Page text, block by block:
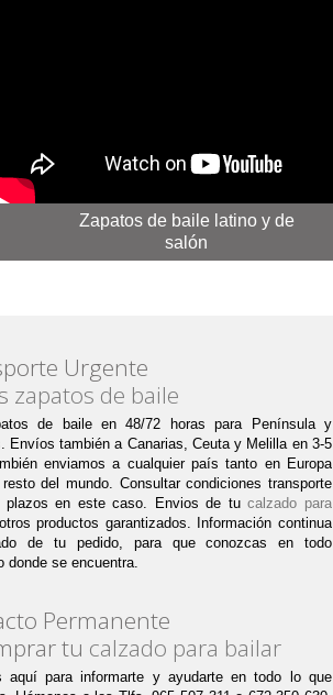
Zapatos de baile latino y de
salón
Urgente
zapatos de baile
de baile en 48/72 horas para Península y
Envíos también a Canarias, Ceuta y Melilla en 3-5
enviamos a cualquier país tanto en Europa
del mundo. Consultar condiciones transporte
plazos en este caso. Envios de tucalzado para
productos garantizados. Información continua
de tu pedido, para que conozcas en todo
donde se encuentra.
Permanente
tu calzado para bailar
aquí para informarte y ayudarte en todo lo que